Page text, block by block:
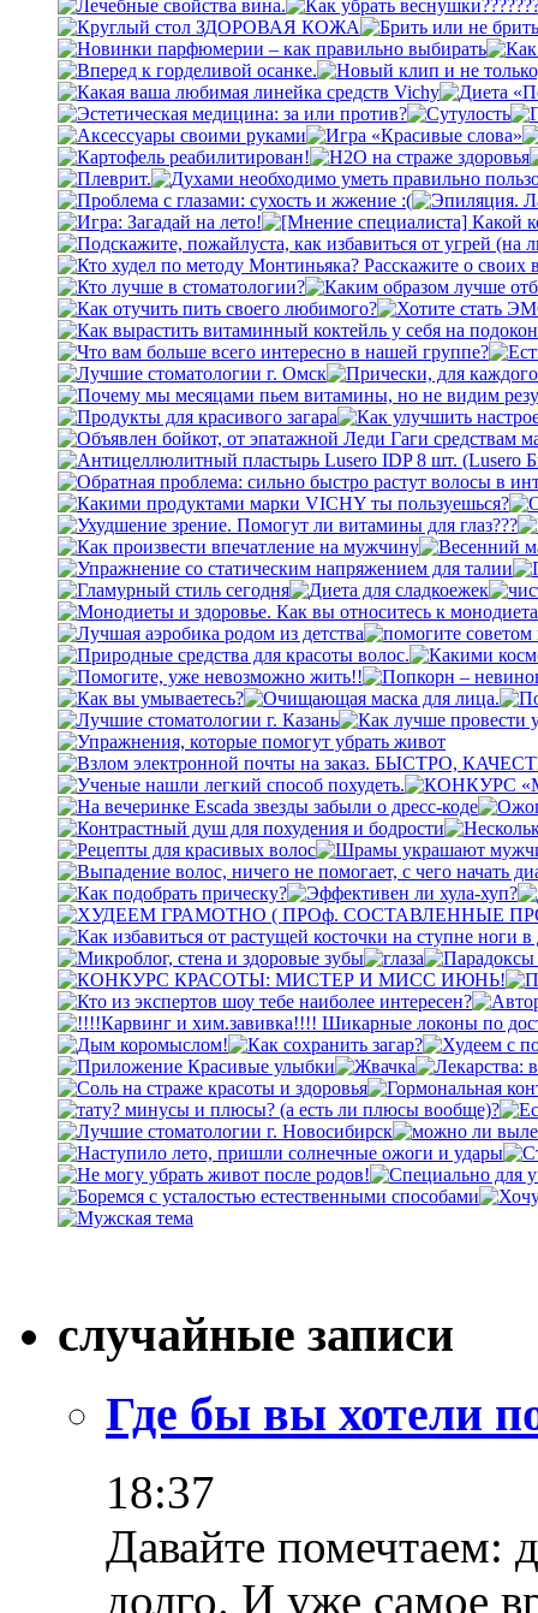
случайные записи
Где бы вы хотели
18:37
Давайте помечтаем:
долго. И уже самое